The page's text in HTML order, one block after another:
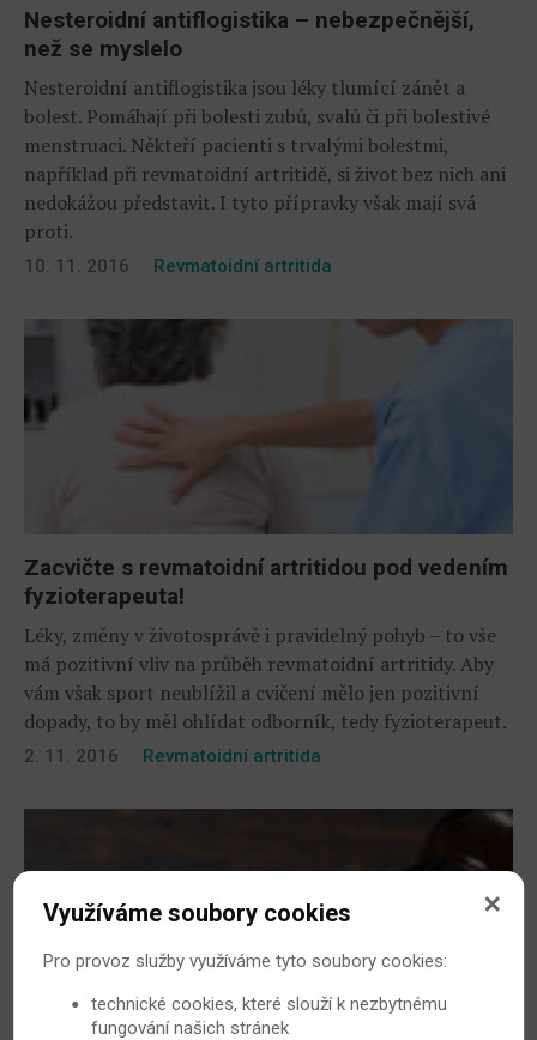
Nesteroidní antiflogistika – nebezpečnější,
než se myslelo
Nesteroidní antiflogistika jsou léky tlumící zánět a
bolest. Pomáhají při bolesti zubů, svalů či při bolestivé
menstruaci. Někteří pacienti s trvalými bolestmi,
například při revmatoidní artritidě, si život bez nich ani
nedokážou představit. I tyto přípravky však mají svá
proti.
10. 11. 2016 Revmatoidní artritida
Zacvičte s revmatoidní artritidou pod vedením
fyzioterapeuta!
Léky, změny v životosprávě i pravidelný pohyb – to vše
má pozitivní vliv na průběh revmatoidní artritidy. Aby
vám však sport neublížil a cvičení mělo jen pozitivní
dopady, to by měl ohlídat odborník, tedy fyzioterapeut.
2. 11. 2016 Revmatoidní artritida
Využíváme soubory cookies
Pro provoz služby využíváme tyto soubory cookies:
technické cookies, které slouží k nezbytnému
fungování našich stránek